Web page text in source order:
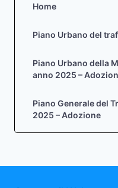
Home
Piano Urbano del
Piano Urbano della
anno 2025 –
Piano Generale del
2025 – Adozione